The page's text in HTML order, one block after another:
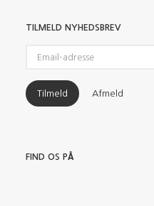
TILMELD NYHEDSBREV
adresse
Tilmeld Afmeld
FIND OS PÅ